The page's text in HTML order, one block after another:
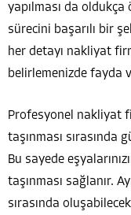
yapılması da
sürecini başarılı bir
her detayı nakliyat
belirlemenizde fayda
Profesyonel nakliyat
taşınması
Bu sayede
taşınması sağlanır.
sırasında